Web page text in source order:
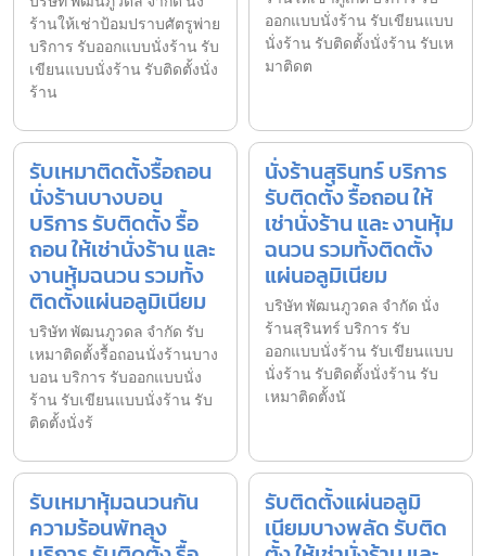
ร้านให้เช่าป้อมปราบศัตรูพ่าย
บริการ รับออกแบบนั่งร้าน รับ
เขียนแบบนั่งร้าน รับติดตั้งนั่ง
ร้าน
ออกแบบนั่งร้าน รับเขียนแบบ
นั่งร้าน รับติดตั้งนั่งร้าน รับเห
มาติดต
รับเหมาติดตั้งรื้อถอน
นั่งร้านบางบอน
บริการ รับติดตั้ง รื้อ
ถอน ให้เช่านั่งร้าน และ
งานหุ้มฉนวน รวมทั้ง
ติดตั้งแผ่นอลูมิเนียม
บริษัท พัฒนภูวดล จำกัด รับ
เหมาติดตั้งรื้อถอนนั่งร้านบาง
บอน บริการ รับออกแบบนั่ง
ร้าน รับเขียนแบบนั่งร้าน รับ
ติดตั้งนั่งร้
นั่งร้านสุรินทร์ บริการ
รับติดตั้ง รื้อถอน ให้
เช่านั่งร้าน และ งานหุ้ม
ฉนวน รวมทั้งติดตั้ง
แผ่นอลูมิเนียม
บริษัท พัฒนภูวดล จำกัด นั่ง
ร้านสุรินทร์ บริการ รับ
ออกแบบนั่งร้าน รับเขียนแบบ
นั่งร้าน รับติดตั้งนั่งร้าน รับ
เหมาติดตั้งนั
รับเหมาหุ้มฉนวนกัน
ความร้อนพัทลุง
รับติดตั้งแผ่นอลูมิ
เนียมบางพลัด รับติด